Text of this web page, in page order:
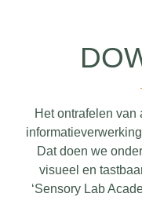
Het ontrafelen
Dat doen we
visueel en
‘Sensory Lab